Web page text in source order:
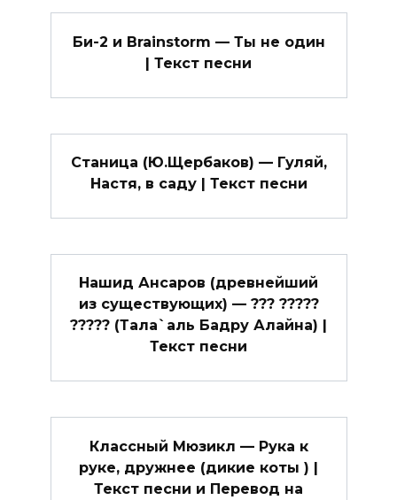
Би-2 и Brainstorm — Ты не один
| Текст песни
Станица (Ю.Щербаков) — Гуляй,
Настя, в саду | Текст песни
Нашид Ансаров (древнейший
из существующих) — ??? ?????
????? (Тала`аль Бадру Алайна) |
Текст песни
Классный Мюзикл — Рука к
руке, дружнее (дикие коты ) |
Текст песни и Перевод на